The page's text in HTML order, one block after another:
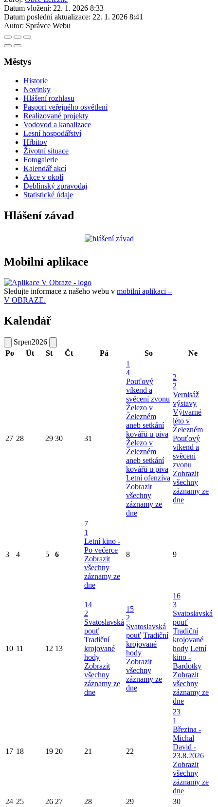
Datum vložení: 22. 1. 2026 8:33
Datum poslední aktualizace: 22. 1. 2026 8:41
Autor: Správce Webu
Městys
Historie
Novinky
Hlášení rozhlasu
Pasport veřejného osvětlení
Realizované projekty
Vodovod a kanalizace
Lesní hospodářství
Hřbitov
Životní situace
Fotogalerie
Kalendář akcí
Akce v okolí
Deblínský zpravodaj
Statistické údaje
Hlášení závad
Mobilní aplikace
Sledujte informace z našeho webu v mobilní aplikaci –
V OBRAZE.
Kalendář
Srpen2026
Po
Út St Čt Pá So Ne
27 28 29 30 31
1
4
Pouťový
víkend a
svěcení zvonu
Železo v
Železném
aneb setkání
kovářů u piva
Železo v
Železném
aneb setkání
kovářů u piva
Letní ofenzíva
Zobrazit
všechny
záznamy ze
dne
2
2
Vernisáž
výstavy
Výtvarné
léto v
Železném
Pouťový
víkend a
svěcení
zvonu
Zobrazit
všechny
záznamy ze
dne
3 4 5 6
7
1
Letní kino -
Po večerce
Zobrazit
všechny
záznamy ze
dne
8 9
10 11 12 13
14
2
Svatoslavská
pouť
Tradiční
krojované
hody
Zobrazit
všechny
záznamy ze
dne
15
2
Svatoslavská
pouť Tradiční
krojované
hody
Zobrazit
všechny
záznamy ze
dne
16
3
Svatoslavská
pouť
Tradiční
krojované
hody Letní
kino -
Bardotky
Zobrazit
všechny
záznamy ze
dne
17 18 19 20 21 22
23
1
Březina -
Michal
David -
23.8.2026
Zobrazit
všechny
záznamy ze
dne
24 25 26 27 28 29 30